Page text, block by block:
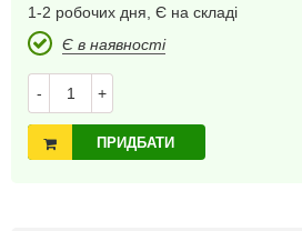
1-2 робочих дня, Є на складі
Є в наявності
- +
ПРИДБАТИ